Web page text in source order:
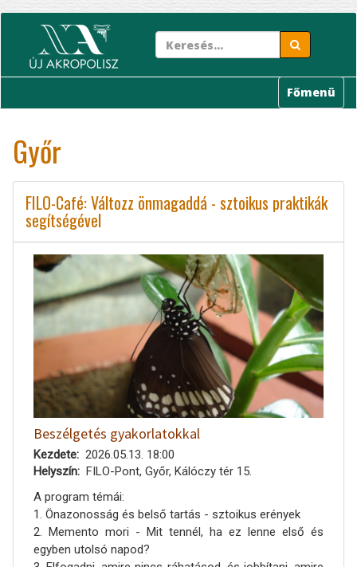
tartalomra
Főmenü
Győr
FILO-Café: Változz önmagaddá - sztoikus praktikák
segítségével
Beszélgetés gyakorlatokkal
Kezdete
2026.05.13. 18:00
Helyszín
FILO-Pont, Győr, Kálóczy tér 15.
A program témái:
1. Önazonosság és belső tartás - sztoikus erények
2. Memento mori - Mit tennél, ha ez lenne első és
egyben utolsó napod?